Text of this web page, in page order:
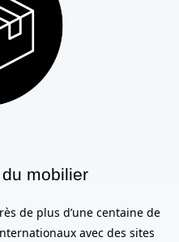
mobilier
de plus d’une centaine de
avec des sites